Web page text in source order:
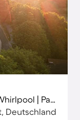
Ferienhaus mit Grill, Sauna und Whirlpool | Panoramablick
Deutschland